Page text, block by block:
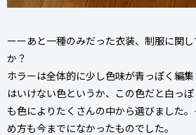
ーーあと一種のみだった衣装、制服に関
か？
ホラーは全体的に少し色味が青っぽく編
はいけない色というか、この色だと白っ
も色によりたくさんの中から選びました
め方も今までになかったものでした。